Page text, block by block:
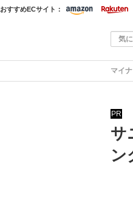
おすすめECサイト：
マイ
PR
サ
ン